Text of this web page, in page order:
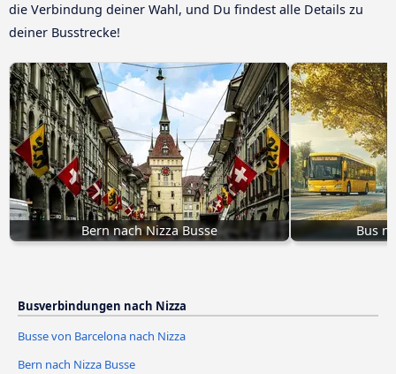
die Verbindung deiner Wahl, und Du findest alle Details zu
deiner Busstrecke!
Bern nach Nizza Busse Bus
Busverbindungen nach Nizza
Busse von Barcelona nach Nizza
Bern nach Nizza Busse